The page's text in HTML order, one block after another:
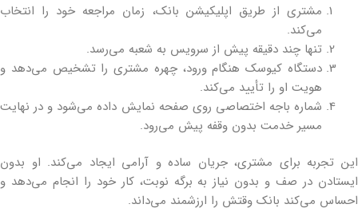
مشتری از طریق اپلیکیشن بانک، زمان مراجعه خود را انتخاب
می‌کند.
تنها چند دقیقه پیش از سرویس به شعبه می‌رسد.
دستگاه کیوسک هنگام ورود، چهره مشتری را تشخیص می‌دهد و
هویت او را تأیید می‌کند.
شماره باجه اختصاصی روی صفحه نمایش داده می‌شود و در نهایت
مسیر خدمت بدون وقفه پیش می‌رود.
این تجربه برای مشتری، جریان ساده و آرامی ایجاد می‌کند. او بدون
ایستادن در صف و بدون نیاز به برگه نوبت، کار خود را انجام می‌دهد و
احساس می‌کند بانک وقتش را ارزشمند می‌داند.